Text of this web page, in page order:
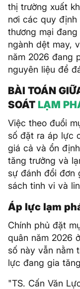
thị trường xuất
nơi các quy định
thương mại
ngành dệt may,
năm 2026 đang
nguyên liệu để
BÀI TOÁN
SOÁT LẠM
Việc theo đuổi
số đặt ra áp lực
giá cả và ổn
tăng trưởng và
sự đánh đổi đơn
sách tinh vi và
Áp lực lạm
Chính phủ đặt
quân năm 2026
số này vẫn nằm
lực đang gia
"TS. Cấn Văn